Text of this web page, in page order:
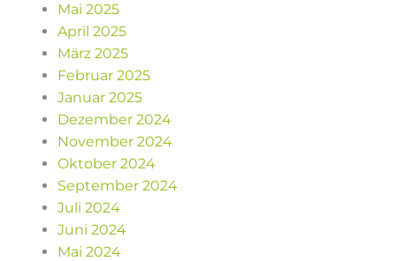
Mai 2025
April 2025
März 2025
Februar 2025
Januar 2025
Dezember 2024
November 2024
Oktober 2024
September 2024
Juli 2024
Juni 2024
Mai 2024